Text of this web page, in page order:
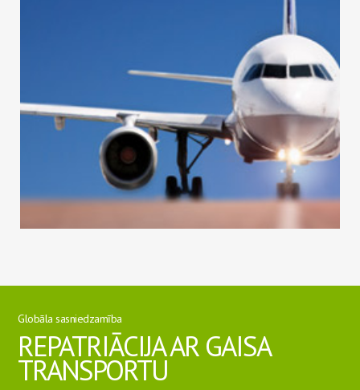
Globāla sasniedzamība
REPATRIĀCIJA AR GAISA
TRANSPORTU